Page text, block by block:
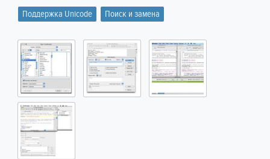
Поддержка Unicode
Поиск и замена